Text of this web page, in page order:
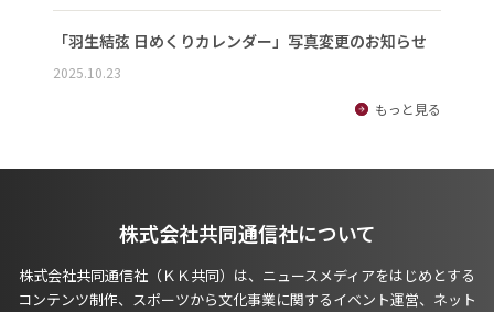
「羽生結弦 日めくりカレンダー」写真変更のお知らせ
2025.10.23
もっと見る
株式会社共同通信社について
株式会社共同通信社（ＫＫ共同）は、ニュースメディアをはじめとする
コンテンツ制作、スポーツから文化事業に関するイベント運営、ネット